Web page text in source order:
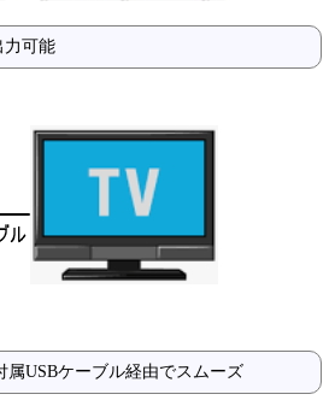
力可能
属USBケーブル経由でスムーズ